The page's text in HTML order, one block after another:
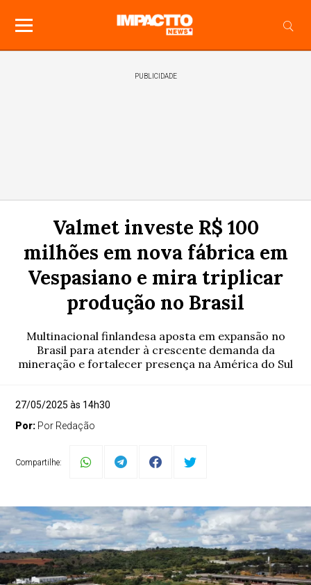
PUBLICIDADE
Valmet investe R$ 100
milhões em nova fábrica em
Vespasiano e mira triplicar
produção no Brasil
Multinacional finlandesa aposta em expansão no
Brasil para atender à crescente demanda da
mineração e fortalecer presença na América do Sul
27/05/2025 às 14h30
Por: Por Redação
Compartilhe: